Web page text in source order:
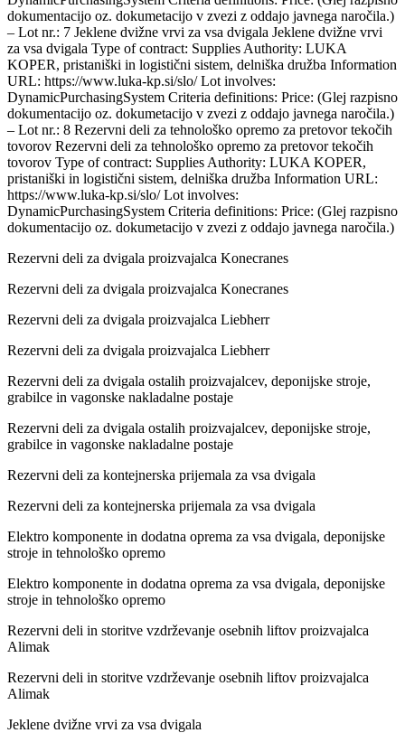
dokumentacijo oz. dokumetacijo v zvezi z oddajo javnega naročila.)
– Lot nr.: 7 Jeklene dvižne vrvi za vsa dvigala Jeklene dvižne vrvi
za vsa dvigala Type of contract: Supplies Authority: LUKA
KOPER, pristaniški in logistični sistem, delniška družba Information
URL: https://www.luka-kp.si/slo/ Lot involves:
DynamicPurchasingSystem Criteria definitions: Price: (Glej razpisno
dokumentacijo oz. dokumetacijo v zvezi z oddajo javnega naročila.)
– Lot nr.: 8 Rezervni deli za tehnološko opremo za pretovor tekočih
tovorov Rezervni deli za tehnološko opremo za pretovor tekočih
tovorov Type of contract: Supplies Authority: LUKA KOPER,
pristaniški in logistični sistem, delniška družba Information URL:
https://www.luka-kp.si/slo/ Lot involves:
DynamicPurchasingSystem Criteria definitions: Price: (Glej razpisno
dokumentacijo oz. dokumetacijo v zvezi z oddajo javnega naročila.)
Rezervni deli za dvigala proizvajalca Konecranes
Rezervni deli za dvigala proizvajalca Konecranes
Rezervni deli za dvigala proizvajalca Liebherr
Rezervni deli za dvigala proizvajalca Liebherr
Rezervni deli za dvigala ostalih proizvajalcev, deponijske stroje,
grabilce in vagonske nakladalne postaje
Rezervni deli za dvigala ostalih proizvajalcev, deponijske stroje,
grabilce in vagonske nakladalne postaje
Rezervni deli za kontejnerska prijemala za vsa dvigala
Rezervni deli za kontejnerska prijemala za vsa dvigala
Elektro komponente in dodatna oprema za vsa dvigala, deponijske
stroje in tehnološko opremo
Elektro komponente in dodatna oprema za vsa dvigala, deponijske
stroje in tehnološko opremo
Rezervni deli in storitve vzdrževanje osebnih liftov proizvajalca
Alimak
Rezervni deli in storitve vzdrževanje osebnih liftov proizvajalca
Alimak
Jeklene dvižne vrvi za vsa dvigala